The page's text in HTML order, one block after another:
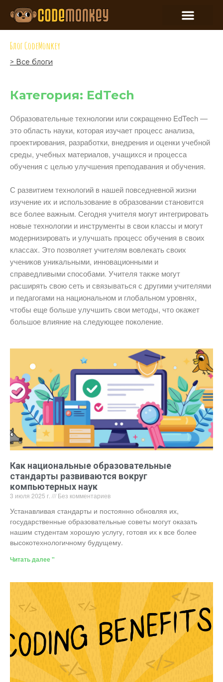
Блог CodeMonkey
> Все блоги
Категория: EdTech
Образовательные технологии или сокращенно EdTech —
это область науки, которая изучает процесс анализа,
проектирования, разработки, внедрения и оценки учебной
среды, учебных материалов, учащихся и процесса
обучения с целью улучшения преподавания и обучения.
С развитием технологий в нашей повседневной жизни
изучение их и использование в образовании становится
все более важным. Сегодня учителя могут интегрировать
новые технологии и инструменты в свои классы и могут
модернизировать и улучшать процесс обучения в своих
классах. Это позволяет учителям вовлекать своих
учеников уникальными, инновационными и
справедливыми способами. Учителя также могут
расширять свою сеть и связываться с другими учителями
и педагогами на национальном и глобальном уровнях,
чтобы еще больше улучшить свои методы, что окажет
большое влияние на следующее поколение.
Как национальные образовательные
стандарты развиваются вокруг
компьютерных наук
3 июля 2025 г. Без комментариев
Устанавливая стандарты и постоянно обновляя их,
государственные образовательные советы могут оказать
нашим студентам хорошую услугу, готовя их к все более
высокотехнологичному будущему.
Читать далее "